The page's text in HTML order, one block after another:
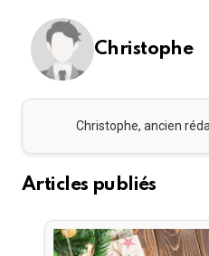
Christophe
Christophe, ancien
Articles publiés